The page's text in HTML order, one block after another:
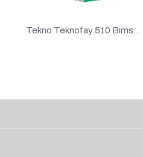
Tekno Teknofay 510 Bims...